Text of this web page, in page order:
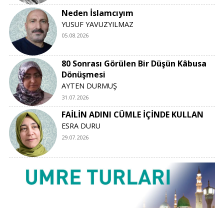
Neden İslamcıyım
YUSUF YAVUZYILMAZ
05.08.2026
80 Sonrası Görülen Bir Düşün Kâbusa
Dönüşmesi
AYTEN DURMUŞ
31.07.2026
FAİLİN ADINI CÜMLE İÇİNDE KULLAN
ESRA DURU
29.07.2026